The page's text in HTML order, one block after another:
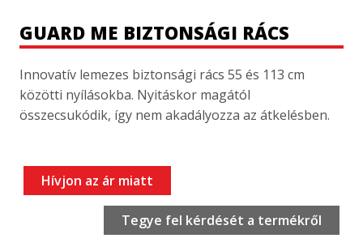
GUARD ME BIZTONSÁGI RÁCS
Innovatív lemezes biztonsági rács 55 és 113 cm
közötti nyílásokba. Nyitáskor magától
összecsukódik, így nem akadályozza az átkelésben.
Hívjon az ár miatt
Tegye fel kérdését a termékről